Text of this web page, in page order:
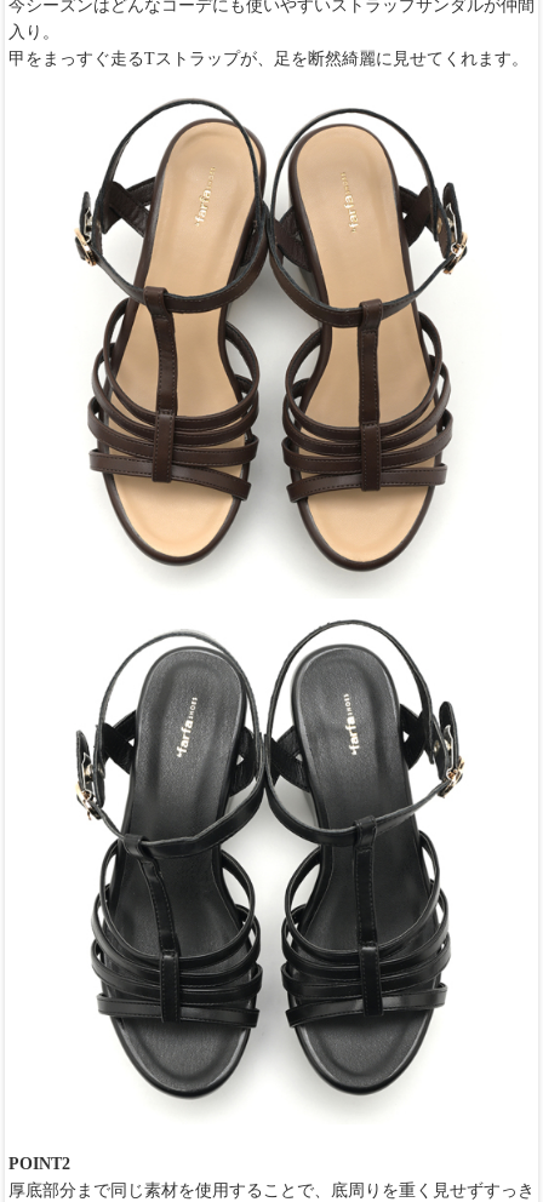
今シーズンはどんなコーデにも使いやすいストラップサンダルが仲間
入り。
甲をまっすぐ走るTストラップが、足を断然綺麗に見せてくれます。
POINT2
厚底部分まで同じ素材を使用することで、底周りを重く見せずすっき